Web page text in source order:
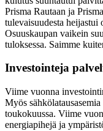
Prisma Rautaan ja
tulevaisuudesta heijastui
Osuuskaupan vaikein
tuloksessa. Saimme
Investointeja
Viime vuonna
Myös
toukokuussa. Viime
energiapihejä ja